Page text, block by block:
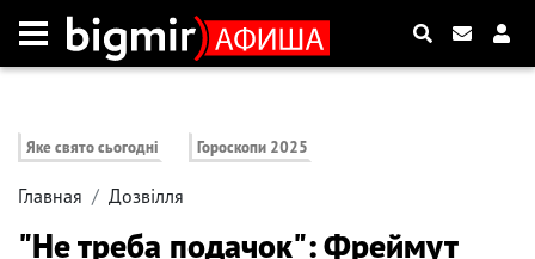
Яке свято сьогодні Гороскопи 2025
Главная Дозвілля
"Не треба подачок": Фреймут